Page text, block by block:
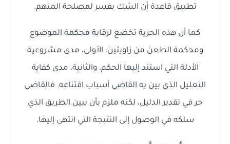
تطبيق قاعدة أن الشك يفسر لمصلحة المتهم.
كما أن هذه الحرية تخضع لرقابة محكمة الموضوع
ومحكمة الطعن من زاويتين: الأولى، مدى مشروعية
الأدلة التي استند إليها الحكم، والثانية، مدى كفاية
التعليل الذي بين به القاضي أسباب اقتناعه. فالقاضي
حر في تقدير الدليل، لكنه ملزم بأن يبين الطريق الذي
سلكه في الوصول إلى النتيجة التي انتهى إليها.